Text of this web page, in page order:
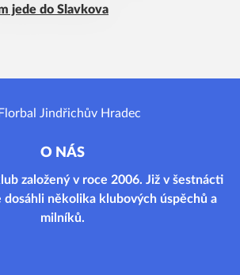
jede do Slavkova
O NÁS
založený v roce 2006. Již v šestnácti
dosáhli několika klubových úspěchů a
milníků.